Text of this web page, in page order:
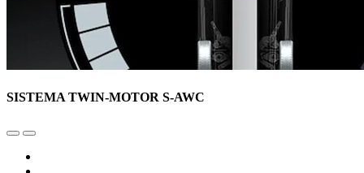
SISTEMA TWIN-MOTOR S-AWC